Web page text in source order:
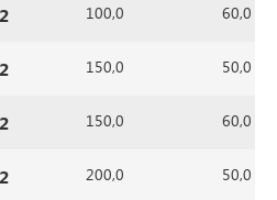
100,0 60,0
150,0 50,0
150,0 60,0
200,0 50,0